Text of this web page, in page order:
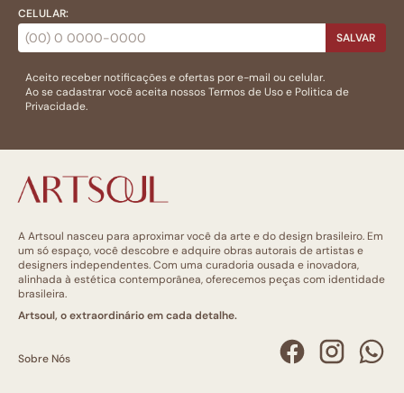
CELULAR:
SALVAR
Aceito receber notificações e ofertas por e-mail ou celular.
Ao se cadastrar você aceita nossosTermos de Usoe Politica de
Privacidade.
A Artsoul nasceu para aproximar você da arte e do design brasileiro. Em
um só espaço, você descobre e adquire obras autorais de artistas e
designers independentes. Com uma curadoria ousada e inovadora,
alinhada à estética contemporânea, oferecemos peças com identidade
brasileira.
Artsoul, o extraordinário em cada detalhe.
Sobre Nós